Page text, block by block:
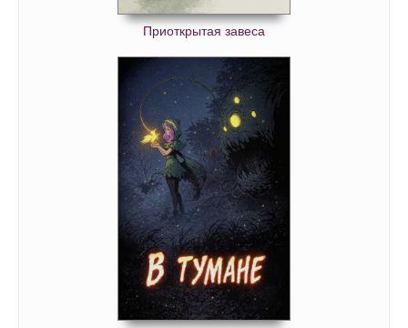
Приоткрытая завеса